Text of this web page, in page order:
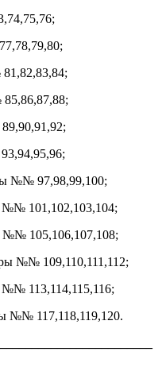
№№ 97,98,99,100;
№№ 101,102,103,104;
№№ 105,106,107,108;
№№ 109,110,111,112;
№№ 113,114,115,116;
№№ 117,118,119,120.